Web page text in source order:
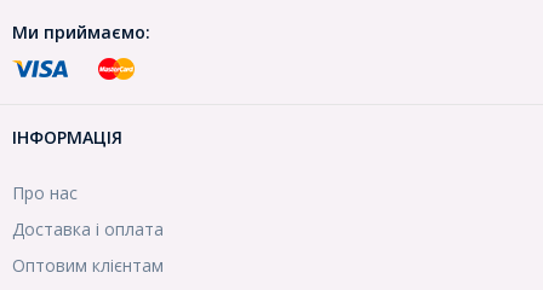
Ми приймаємо:
ІНФОРМАЦІЯ
Про нас
Доставка і оплата
Оптовим клієнтам